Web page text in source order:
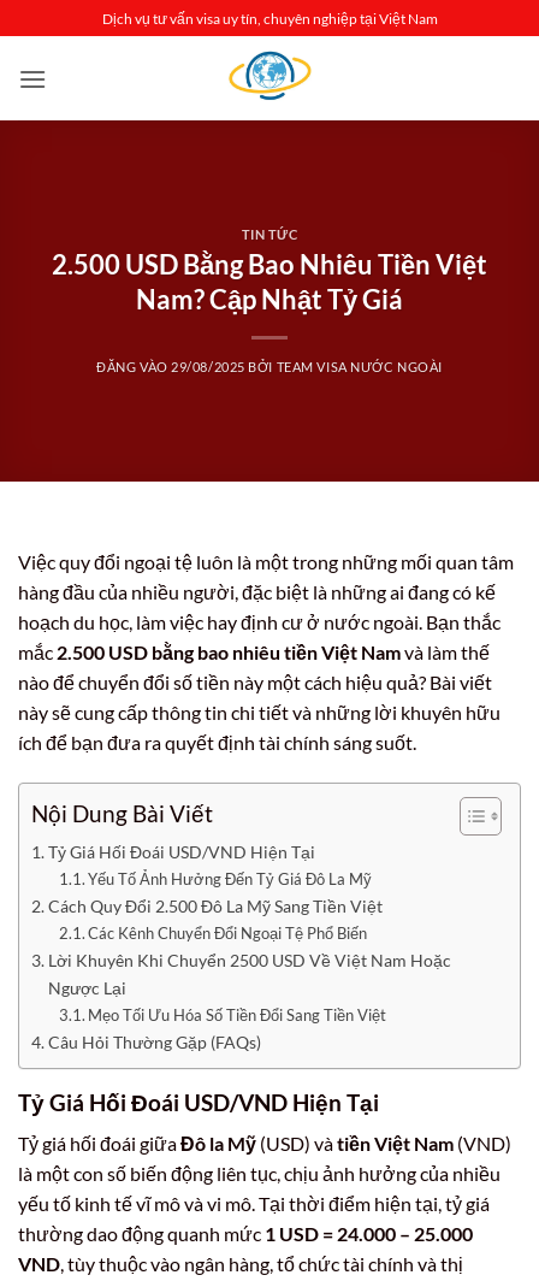
qua
nội
Dịch vụ tư vấn visa uy tín, chuyên nghiệp tại Việt Nam
TIN TỨC
2.500 USD Bằng Bao Nhiêu Tiền Việt
Nam? Cập Nhật Tỷ Giá
ĐĂNG VÀO 29/08/2025 BỞI TEAM VISA NƯỚC NGOÀI
Việc quy đổi ngoại tệ luôn là một trong những mối quan tâm
hàng đầu của nhiều người, đặc biệt là những ai đang có kế
hoạch du học, làm việc hay định cư ở nước ngoài. Bạn thắc
mắc 2.500 USD bằng bao nhiêu tiền Việt Namvà làm thế
nào để chuyển đổi số tiền này một cách hiệu quả? Bài viết
này sẽ cung cấp thông tin chi tiết và những lời khuyên hữu
ích để bạn đưa ra quyết định tài chính sáng suốt.
Nội Dung Bài Viết
Tỷ Giá Hối Đoái USD/VND Hiện Tại
Yếu Tố Ảnh Hưởng Đến Tỷ Giá Đô La Mỹ
Cách Quy Đổi 2.500 Đô La Mỹ Sang Tiền Việt
Các Kênh Chuyển Đổi Ngoại Tệ Phổ Biến
Lời Khuyên Khi Chuyển 2500 USD Về Việt Nam Hoặc
Ngược Lại
Mẹo Tối Ưu Hóa Số Tiền Đổi Sang Tiền Việt
Câu Hỏi Thường Gặp (FAQs)
Tỷ Giá Hối Đoái USD/VND Hiện Tại
Tỷ giá hối đoái giữaĐô la Mỹ (USD) vàtiền Việt Nam (VND)
là một con số biến động liên tục, chịu ảnh hưởng của nhiều
yếu tố kinh tế vĩ mô và vi mô. Tại thời điểm hiện tại, tỷ giá
thường dao động quanh mức 1 USD = 24.000 – 25.000
VND, tùy thuộc vào ngân hàng, tổ chức tài chính và thị